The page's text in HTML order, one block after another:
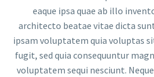
eaque ipsa quae ab illo
architecto beatae vitae dicta
ipsam voluptatem quia voluptas
fugit, sed quia consequuntur
voluptatem sequi nesciunt.